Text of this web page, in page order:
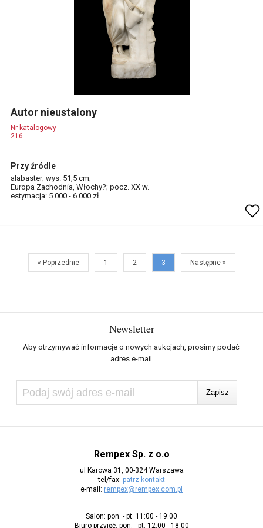
Autor nieustalony
Nr katalogowy
216
Przy źródle
alabaster; wys. 51,5 cm;
Europa Zachodnia, Włochy?; pocz. XX w.
estymacja: 5 000 - 6 000 zł
« Poprzednie 1 2 3 Następne »
Newsletter
Aby otrzymywać informacje o nowych aukcjach, prosimy podać
adres e-mail
Rempex Sp. z o.o
ul Karowa 31, 00-324 Warszawa
tel/fax: patrz kontakt
e-mail: rempex@rempex.com.pl
Salon: pon. - pt. 11:00 - 19:00
Biuro przyjęć: pon. - pt. 12:00 - 18:00